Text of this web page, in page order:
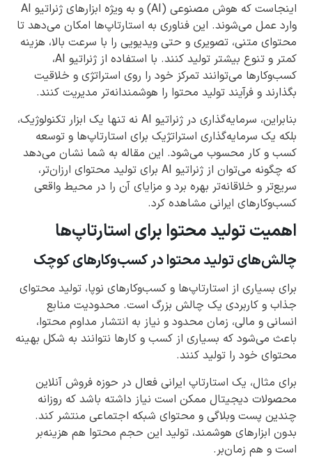
اینجاست که هوش مصنوعی (AI) و به ویژه ابزارهای ژنراتیو AI
وارد عمل می‌شوند. این فناوری به استارتاپ‌ها امکان می‌دهد تا
محتوای متنی، تصویری و حتی ویدیویی را با سرعت بالا، هزینه
کمتر و تنوع بیشتر تولید کنند. با استفاده از ژنراتیو AI،
کسب‌وکارها می‌توانند تمرکز خود را روی استراتژی و خلاقیت
بگذارند و فرآیند تولید محتوا را هوشمندانه‌تر مدیریت کنند.
بنابراین، سرمایه‌گذاری در ژنراتیو AI نه تنها یک ابزار تکنولوژیک،
بلکه یک سرمایه‌گذاری استراتژیک برای استارتاپ‌ها و توسعه
کسب و کار محسوب می‌شود. این مقاله به شما نشان می‌دهد
که چگونه می‌توان از ژنراتیو AI برای تولید محتوای ارزان‌تر،
سریع‌تر و خلاقانه‌تر بهره برد و مزایای آن را در محیط واقعی
کسب‌وکارهای ایرانی مشاهده کرد.
اهمیت تولید محتوا برای استارتاپ‌ها
چالش‌های تولید محتوا در کسب‌وکارهای کوچک
برای بسیاری از استارتاپ‌ها و کسب‌وکارهای نوپا، تولید محتوای
جذاب و کاربردی یک چالش بزرگ است. محدودیت منابع
انسانی و مالی، زمان محدود و نیاز به انتشار مداوم محتوا،
باعث می‌شود که بسیاری از کسب و کارها نتوانند به شکل بهینه
محتوای خود را تولید کنند.
برای مثال، یک استارتاپ ایرانی فعال در حوزه فروش آنلاین
محصولات دیجیتال ممکن است نیاز داشته باشد که روزانه
چندین پست وبلاگی و محتوای شبکه اجتماعی منتشر کند.
بدون ابزارهای هوشمند، تولید این حجم محتوا هم هزینه‌بر
است و هم زمان‌بر.